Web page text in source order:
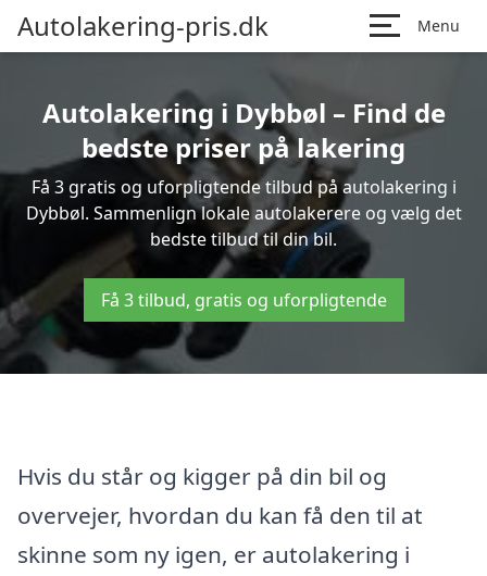
Autolakering-pris.dk Menu
Autolakering i Dybbøl – Find de
bedste priser på lakering
Få 3 gratis og uforpligtende tilbud på autolakering i
Dybbøl. Sammenlign lokale autolakerere og vælg det
bedste tilbud til din bil.
Få 3 tilbud, gratis og uforpligtende
Hvis du står og kigger på din bil og
overvejer, hvordan du kan få den til at
skinne som ny igen, er autolakering i